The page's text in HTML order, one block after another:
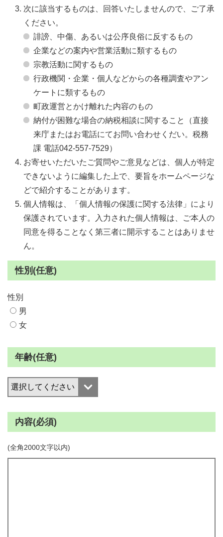
次に該当するものは、回答いたしませんので、ご了承
ください。
誹謗、中傷、あるいは公序良俗に反するもの
企業などの案内や営業活動に類するもの
宗教活動に関するもの
行政機関・企業・個人などからの各種調査やアン
ケートに類するもの
町政運営とかけ離れた内容のもの
納付が困難な場合の納税相談に関すること（直接
来庁またはお電話にてお問い合わせくだい。税務
課 電話042-557-7529）
お寄せいただいたご質問やご意見などは、個人が特定
できないように編集した上で、要旨をホームページな
どで紹介することがあります。
個人情報は、「個人情報の保護に関する法律」により
保護されています。入力された個人情報は、ご本人の
同意を得ることなく第三者に開示することはありませ
ん。
性別(任意)
性別
男
女
年齢(任意)
内容(必須)
(全角2000文字以内)